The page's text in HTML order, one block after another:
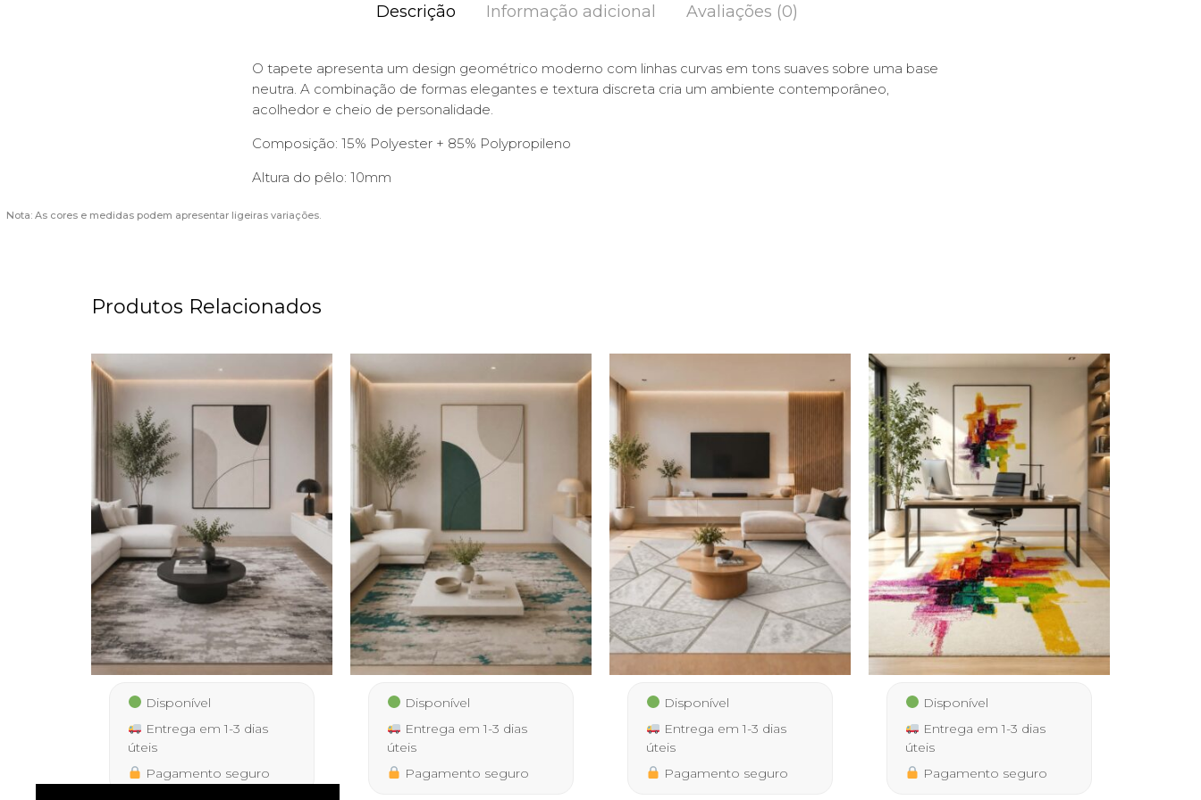
Descrição Informação adicional Avaliações (0)
O tapete apresenta um design geométrico moderno com linhas curvas em tons suaves sobre uma base
neutra. A combinação de formas elegantes e textura discreta cria um ambiente contemporâneo,
acolhedor e cheio de personalidade.
Composição: 15% Polyester + 85% Polypropileno
Altura do pêlo: 10mm
Nota: As cores e medidas podem apresentar ligeiras variações.
Produtos Relacionados
Disponível
Entrega em 1-3 dias
úteis
Pagamento seguro
Disponível
Entrega em 1-3 dias
úteis
Pagamento seguro
Disponível
Entrega em 1-3 dias
úteis
Pagamento seguro
Disponível
Entrega em 1-3 dias
úteis
Pagamento seguro